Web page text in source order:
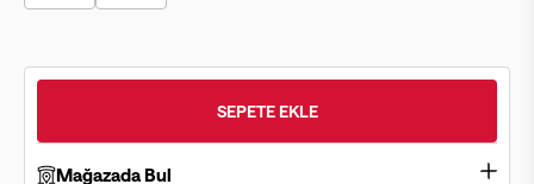
SEPETE EKLE
Mağazada Bul